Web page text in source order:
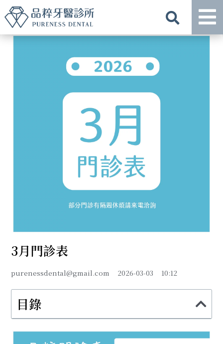
3月門診表
purenessdental@gmail.com 2026-03-03 10:12
目錄